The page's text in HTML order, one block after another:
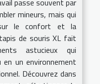
passe souvent par
mineurs, mais qui
le confort et la
de souris XL fait
astucieux qui
un environnement
Découvrez dans